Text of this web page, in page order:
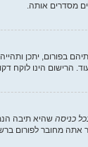
מסדרים אותה.
בפורום, יתכן
הרישום הינו לוקח
כניסה שהיא תיבה
אתה מחובר לפורום